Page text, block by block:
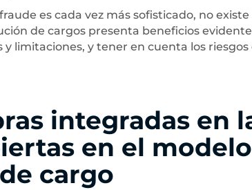
es cada vez más sofisticado, no existe
de cargos presenta beneficios
limitaciones, y tener en cuenta los
integradas en
en el
cargo